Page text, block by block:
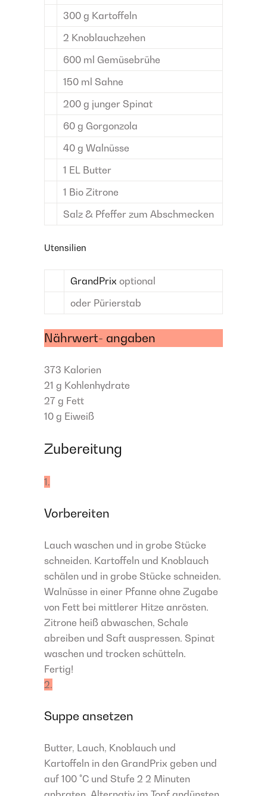
300 g Kartoffeln
2 Knoblauchzehen
600 ml Gemüsebrühe
150 ml Sahne
200 g junger Spinat
60 g Gorgonzola
40 g Walnüsse
1 EL Butter
1 Bio Zitrone
Salz & Pfeffer zum Abschmecken
Utensilien
GrandPrix optional
oder Pürierstab
Nährwert- angaben
373 Kalorien
21 g Kohlenhydrate
27 g Fett
10 g Eiweiß
Zubereitung
1.
Vorbereiten
Lauch waschen und in grobe Stücke
schneiden. Kartoffeln und Knoblauch
schälen und in grobe Stücke schneiden.
Walnüsse in einer Pfanne ohne Zugabe
von Fett bei mittlerer Hitze anrösten.
Zitrone heiß abwaschen, Schale
abreiben und Saft auspressen. Spinat
waschen und trocken schütteln.
Fertig!
2.
Suppe ansetzen
Butter, Lauch, Knoblauch und
Kartoffeln in den GrandPrix geben und
auf 100 °C und Stufe 2 2 Minuten